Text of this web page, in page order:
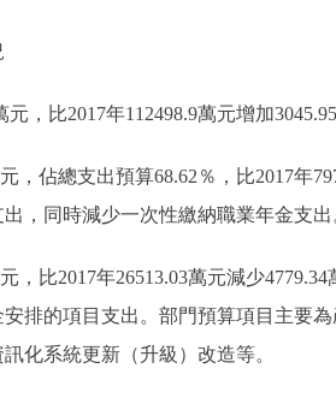
比2017年112498.9萬元增加
佔總支出預算68.62％，比2017年
，同時減少一次性繳納職業年金支出
比2017年26513.03萬元減少
排的項目支出。部門預算項目主要
化系統更新（升級）改造等。